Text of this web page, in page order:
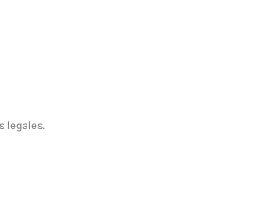
legales.